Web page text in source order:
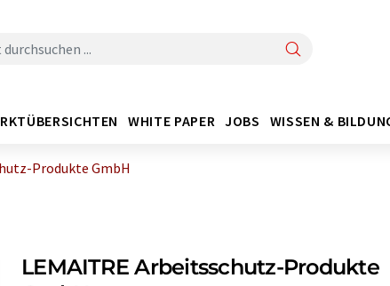
WHITE PAPER JOBS WISSEN &
Produkte GmbH
LEMAITRE Arbeitsschutz-Produkte